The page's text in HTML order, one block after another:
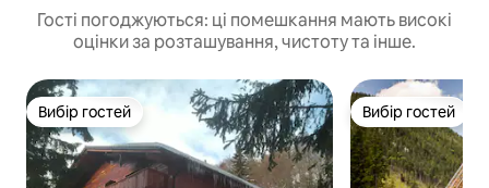
Гості погоджуються: ці помешкання мають високі
оцінки за розташування, чистоту та інше.
Вибір гостей
Вибір гостей Вибір гостей
Вибір гостей